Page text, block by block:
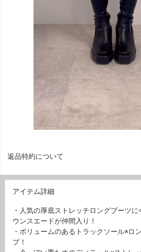
返品特約について
アイテム詳細
・人気の厚底ストレッチロングブーツ
ウンスエードが仲間入り！
・ボリュームのあるトラックソール×ロ
プ！